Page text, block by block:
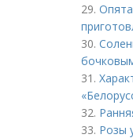
29.
30.
31.
32.
33. Розы